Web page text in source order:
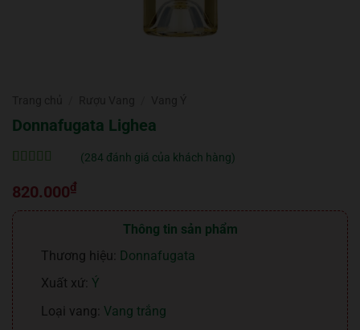
Donnafugata Lighea
trênđánh
giá
(284 đánh giá của khách hàng)
820.000₫
Thông tin sản phẩm
Thương hiệu: Donnafugata
Xuất xứ: Ý
Loại vang: Vang trắng